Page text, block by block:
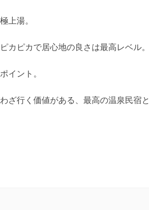
上湯。
カピカで居心地の良さは最高レベル。
イント。
ざ行く価値がある、最高の温泉民宿と